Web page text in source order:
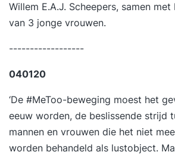
Willem E.A.J. Scheepers, samen met
van 3 jonge vrouwen.
------------------
040120
‘De #MeToo-beweging moest het
eeuw worden, de beslissende strijd
mannen en vrouwen die het niet
worden behandeld als lustobject.